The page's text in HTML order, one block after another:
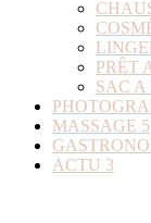
PRÊT
SAC
MASSAGE 5
ACTU 3